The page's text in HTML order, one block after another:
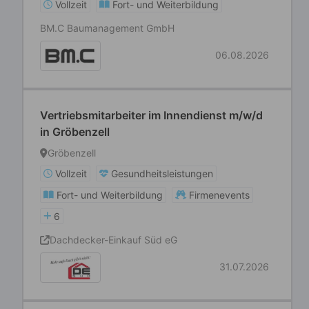
Vollzeit
Fort- und Weiterbildung
BM.C Baumanagement GmbH
06.08.2026
Vertriebsmitarbeiter im Innendienst m/w/d
in Gröbenzell
Gröbenzell
Vollzeit
Gesundheitsleistungen
Fort- und Weiterbildung
Firmenevents
6
Dachdecker-Einkauf Süd eG
31.07.2026